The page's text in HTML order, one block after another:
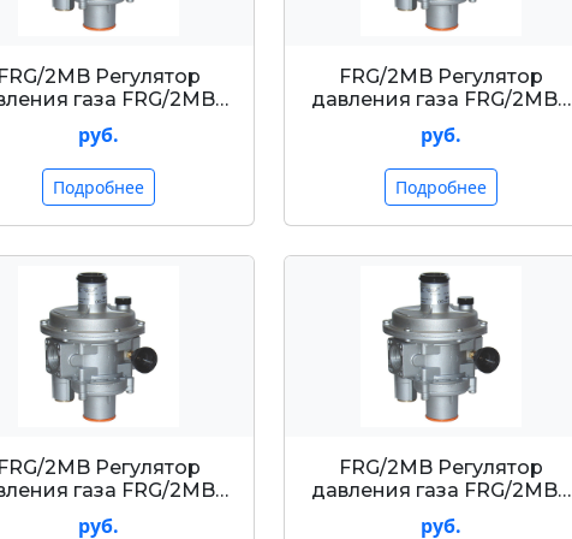
2MB Регулятор
газа FRG/2MB…
руб.
Подробнее
FRG/2MB Регулятор
давления газа FRG/2MB…
руб.
Подробнее
2MB Регулятор
газа FRG/2MB…
руб.
FRG/2MB Регулятор
давления газа FRG/2MB…
руб.